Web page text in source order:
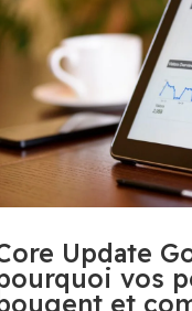
Update
vos
bougent et